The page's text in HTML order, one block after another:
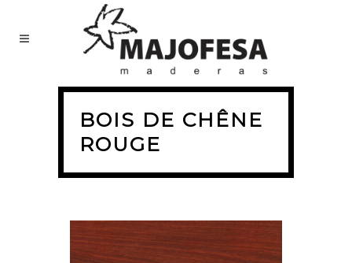
BOIS DE CHÊNE
ROUGE